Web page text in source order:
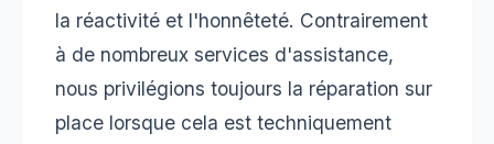
la réactivité et l'honnêteté. Contrairement
à de nombreux services d'assistance,
nous privilégions toujours la réparation sur
place lorsque cela est techniquement